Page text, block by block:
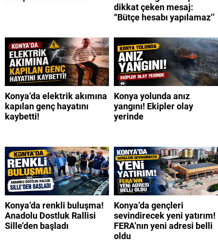
dikkat çeken mesaj:
“Bütçe hesabı yapılamaz’’
Konya’da elektrik akımına
kapılan genç hayatını
kaybetti!
Konya yolunda anız
yangını! Ekipler olay
yerinde
Konya’da renkli buluşma!
Anadolu Dostluk Rallisi
Sille’den başladı
Konya’da gençleri
sevindirecek yeni yatırım!
FERA’nın yeni adresi belli
oldu